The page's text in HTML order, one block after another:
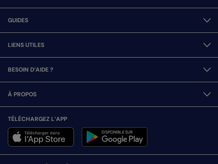
GUIDES
LIENS UTILES
BESOIN D’AIDE ?
À PROPOS
TÉLÉCHARGEZ L’APP